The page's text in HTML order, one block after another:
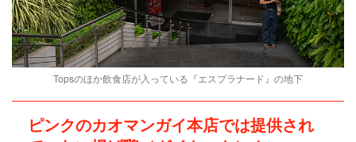
Topsのほか飲食店が入っている『エスプラナード』の地下
ピンクのカオマンガイ本店では提供され